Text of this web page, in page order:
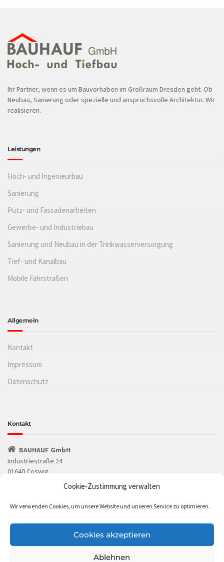
Cookie-Zustimmung verwalten
Wir verwenden Cookies, um unsere Website und unseren Service zu optimieren.
Cookies akzeptieren
Ablehnen
Ihr Partner, wenn es um Bauvorhaben im Großraum Dresden geht. Ob
Neubau, Sanierung oder spezielle und anspruchsvolle Architektur. Wir
realisieren.
Leistungen
Hoch- und Ingenieurbau
Sanierung
Putz- und Fassadenarbeiten
Gewerbe- und Industriebau
Sanierung und Neubau in der Trinkwasserversorgung
Tief- und Kanalbau
Mobile Fahrstraßen
Allgemein
Kontakt
Impressum
Datenschutz
Kontakt
BAUHAUF GmbH
Industriestraße 24
01640 Coswig
(03523) 53549-29
info@bauhauf.de
BAUHAUF bei Facebook
BAUHAUF bei Instagram